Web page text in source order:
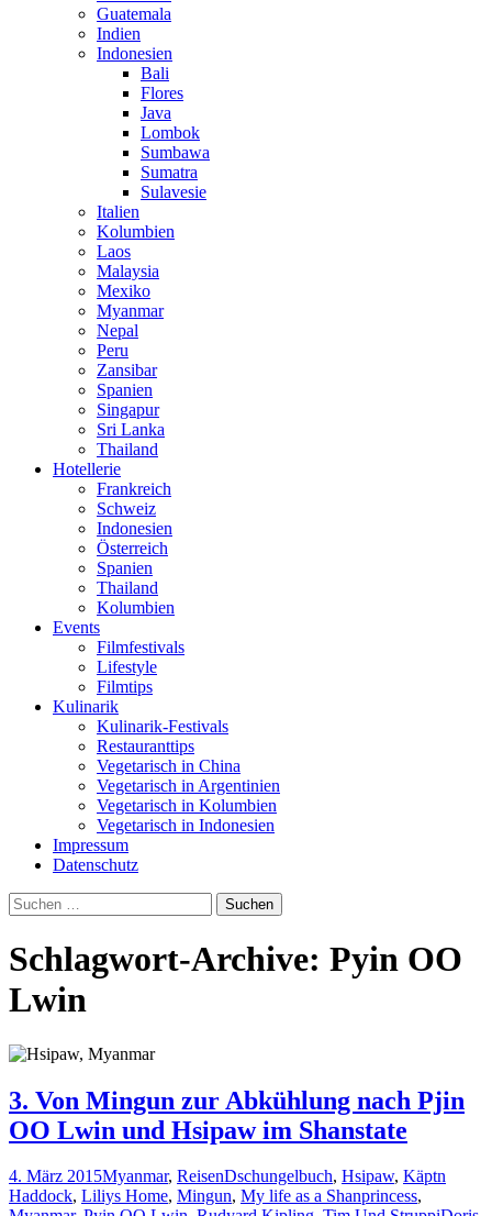
Guatemala
Indien
Indonesien
Bali
Flores
Java
Lombok
Sumbawa
Sumatra
Sulavesie
Italien
Kolumbien
Laos
Malaysia
Mexiko
Myanmar
Nepal
Peru
Zansibar
Spanien
Singapur
Sri Lanka
Thailand
Hotellerie
Frankreich
Schweiz
Indonesien
Österreich
Spanien
Thailand
Kolumbien
Events
Filmfestivals
Lifestyle
Filmtips
Kulinarik
Kulinarik-Festivals
Restauranttips
Vegetarisch in China
Vegetarisch in Argentinien
Vegetarisch in Kolumbien
Vegetarisch in Indonesien
Impressum
Datenschutz
Suchen
nach:
Schlagwort-Archive: Pyin OO
Lwin
3. Von Mingun zur Abkühlung nach Pjin
OO Lwin und Hsipaw im Shanstate
4. März 2015Myanmar, ReisenDschungelbuch, Hsipaw, Käptn
Haddock, Liliys Home, Mingun, My life as a Shanprincess,